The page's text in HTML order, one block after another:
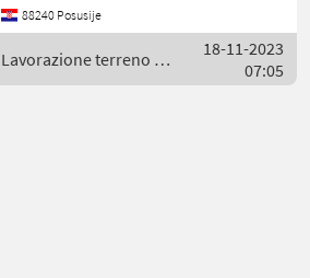
1.600mm širina kopanja
400mm sa dodatnim
alatom do 720 mm Lav
88240 Posusije
Lavorazione terreno /
Vermeer
18-11-2023
07:05